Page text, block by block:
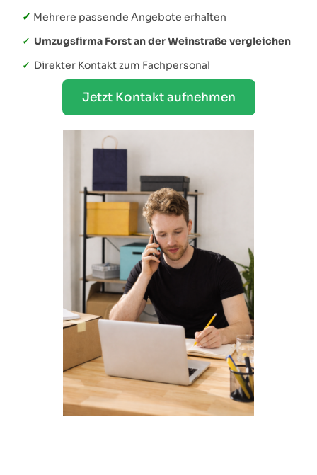
✓ Mehrere passende Angebote erhalten
✓ Umzugsfirma Forst an der Weinstraße vergleichen
✓ Direkter Kontakt zum Fachpersonal
Jetzt Kontakt aufnehmen